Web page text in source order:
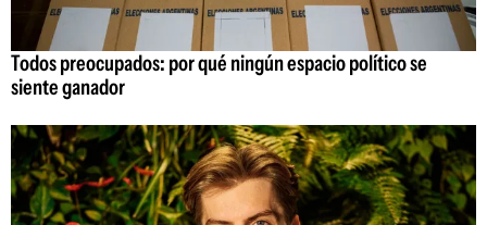
Todos preocupados: por qué ningún espacio político se
siente ganador